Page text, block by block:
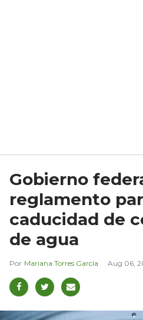
Gobierno
reglamento
caducidad de
de agua
Mariana Torres García Aug 06,